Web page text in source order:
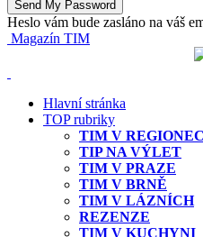
Heslo vám bude zasláno na váš
Magazín TIM
Hlavní stránka
TOP rubriky
TIM V
TIP NA VÝLET
TIM V PRAZE
TIM V BRNĚ
TIM V LÁZNÍCH
REZENZE
TIM V KUCHYNI